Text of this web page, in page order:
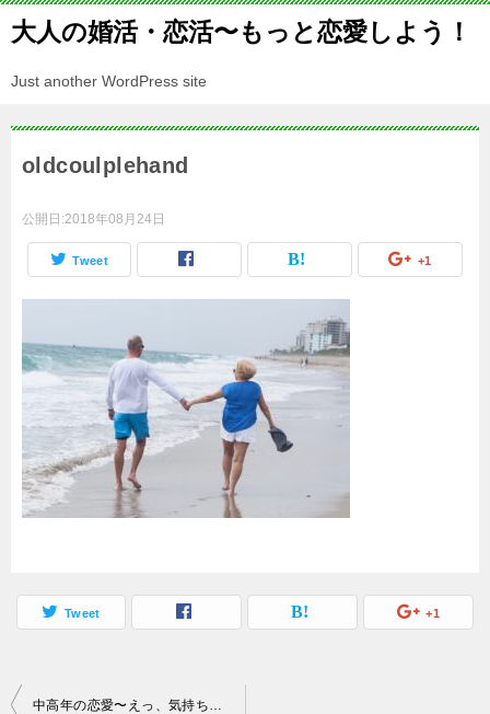
大人の婚活・恋活〜もっと恋愛しよう！
Just another WordPress site
oldcoulplehand
公開日:2018年08月24日
Tweet +1
Tweet +1
投
中高年の恋愛〜えっ、気持ち悪いって思われてるの？